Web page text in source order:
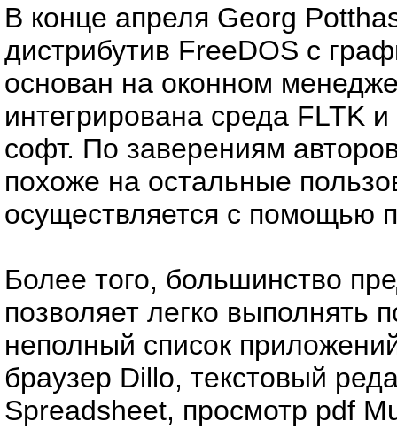
В конце апреля Georg
дистрибутив FreeDOS c
основан на оконном
интегрирована среда FLTK
софт. По заверениям
похоже на остальные
осуществляется с помощью
Более того, большинство
позволяет легко выполнять
неполный список
браузер Dillo, текстовый
Spreadsheet, просмотр pdf